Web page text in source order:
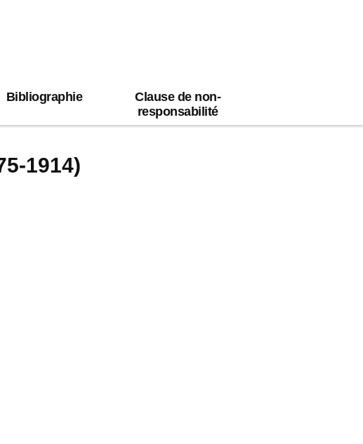
Bibliographie
Clause de non-
responsabilité
1914)